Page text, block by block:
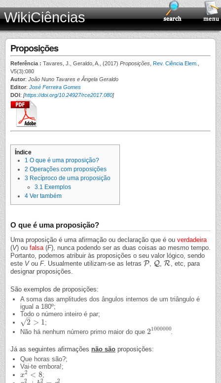
WikiCiências
Proposições
Referência : Tavares, J., Geraldo, A., (2017) Proposições Rev. Ciência Elem.
V5(3):080
Autor: João Nuno Tavares e Ângela Geraldo
Editor: José Ferreira Gomes
DOI: [https://doi.org/10.24927/rce2017.080]
Índice
1 O que é uma proposição?
2 Operações com proposições
3 Recíproco de uma proposição
3.1 Exemplos
4 Ver também
O que é uma proposição?
Uma proposição é uma afirmação ou declaração que é ou verdadeira
(V) ou falsa (F), nunca podendo ser as duas coisas ao mesmo tempo.
Portanto, podemos atribuir às proposições o seu valor lógico, sendo
este Vou F. Usualmente utilizam-se as letras P
P Q
Q ,R
R
, etc, para
designar proposições.
São exemplos de proposições:
A soma das amplitudes dos ângulos internos de um triângulo é
igual a 180º;
Todo o número inteiro é par;
2
–
√ > 1
2>1
;
Não há nenhum número primo maior do que 21000000
21000000
.
Já as seguintes afirmações não são proposições:
Que horas são?;
Vai-te embora!;
x2 < 8
x2 <8 ;
2 2 2